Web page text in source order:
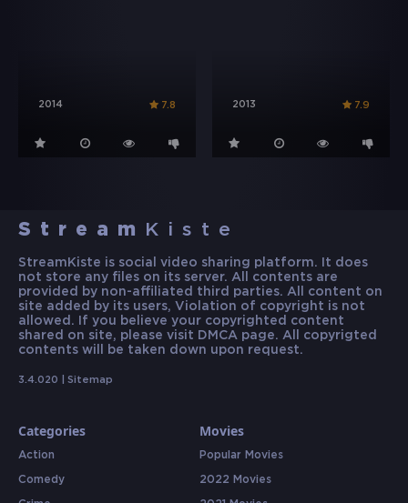
2014 7.8 2013 7.9
Stream Kiste
StreamKiste is social video sharing platform. It does
not store any files on its server. All contents are
provided by non-affiliated third parties. All content on
site added by its users, Violation of copyright is not
allowed. If you believe your copyrighted content
shared on site, please visit DMCA page. All copyrigted
contents will be taken down upon request.
3.4.020 | Sitemap
Categories
Action
Comedy
Movies
Popular Movies
2022 Movies